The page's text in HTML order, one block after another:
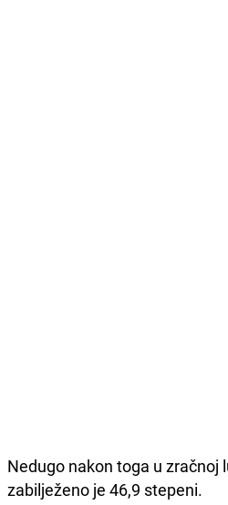
Nedugo nakon toga u zračnoj
zabilježeno je 46,9 stepeni.